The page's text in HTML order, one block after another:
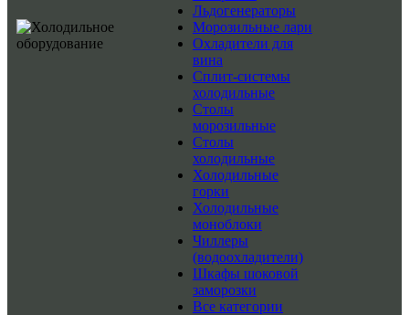
Льдогенераторы
Морозильные лари
Охладители для
вина
Сплит-системы
холодильные
Столы
морозильные
Столы
холодильные
Холодильные
горки
Холодильные
моноблоки
Чиллеры
(водоохладители)
Шкафы шоковой
заморозки
Все категории